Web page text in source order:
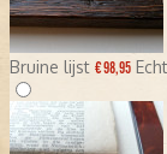
Bruine lijst € 98,95